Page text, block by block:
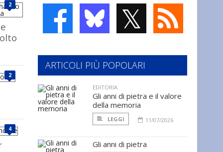
𝕏
2
2
4
ARTICOLI PIÙ POPOLARI
EDITORIA
Gli anni di pietra e il valore
della memoria
LEGGI 11/07/2026
Gli anni di pietra